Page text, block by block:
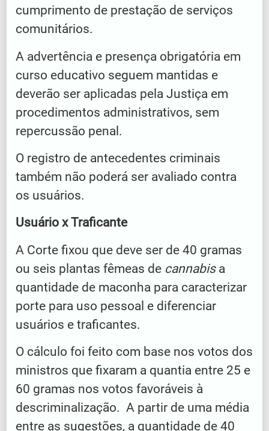
cumprimento de prestação de serviços
comunitários.
A advertência e presença obrigatória em
curso educativo seguem mantidas e
deverão ser aplicadas pela Justiça em
procedimentos administrativos, sem
repercussão penal.
O registro de antecedentes criminais
também não poderá ser avaliado contra
os usuários.
Usuário x Traficante
A Corte fixou que deve ser de 40 gramas
ou seis plantas fêmeas de cannabisa
quantidade de maconha para caracterizar
porte para uso pessoal e diferenciar
usuários e traficantes.
O cálculo foi feito com base nos votos dos
ministros que fixaram a quantia entre 25 e
60 gramas nos votos favoráveis à
descriminalização. A partir de uma média
entre as sugestões, a quantidade de 40